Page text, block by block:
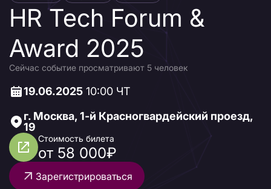
HR Tech Forum &
Award 2025
Сейчас событие просматривают 5 человек
19.06.2025 10:00 ЧТ
г. Москва, 1-й Красногвардейский проезд,
19
Стоимость билета
от 58 000₽
Зарегистрироваться